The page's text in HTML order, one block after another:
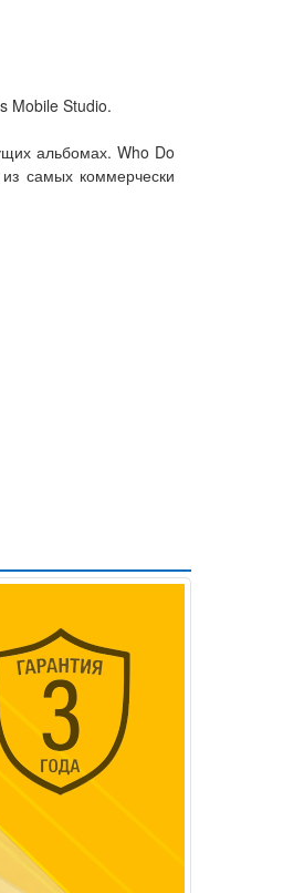
Mobile Studio.
альбомах. Who Do
самых коммерчески